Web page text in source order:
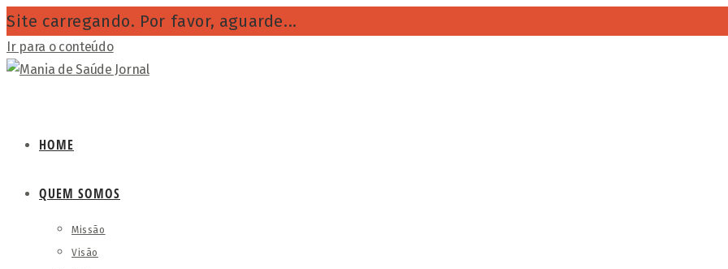
Site carregando. Por favor, aguarde...
Ir para o conteúdo
HOME
QUEM SOMOS
Missão
Visão